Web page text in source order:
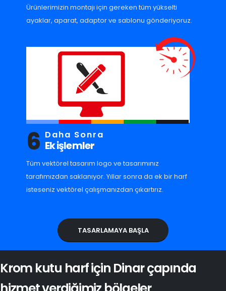
Ürünlerimizin montajı için gereken tüm yükselti
ayaklar, aparat, adaptor ve sablonu gönderiyoruz.
6 Daha Sonra
Ek işlemler
Tüm vektörel tasarım logo ve tasarımınız
tarafımızdan saklanıyor. Yıllar sonra da ek bir harf
isteseniz vektörel çalışmanızdan çıkartırız.
TASARLAMAYA BAŞLA
Krom kutu harf için Dinar çapında